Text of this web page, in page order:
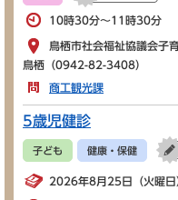
10時30分～11時30分
鳥栖市社会福祉協議会子
鳥栖（0942-82-3408）
商工観光課
5歳児健診
子ども 健康・保健
2026年8月25日（火曜日